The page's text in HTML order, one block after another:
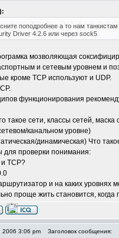
поподробнее а то нам танкистам
Driver 4.2.6 или через sock5
мозволяющая
и сетевым уровнем и
кроме ТСР используют и UDP.
функционирования
такое сети, классы сетей,
канальном уровне)
динамическая) Что
для проверки понимания:
TCP?
и на каких уровнях
проще жить становится,
3:06 pm Заголовок сообщения: